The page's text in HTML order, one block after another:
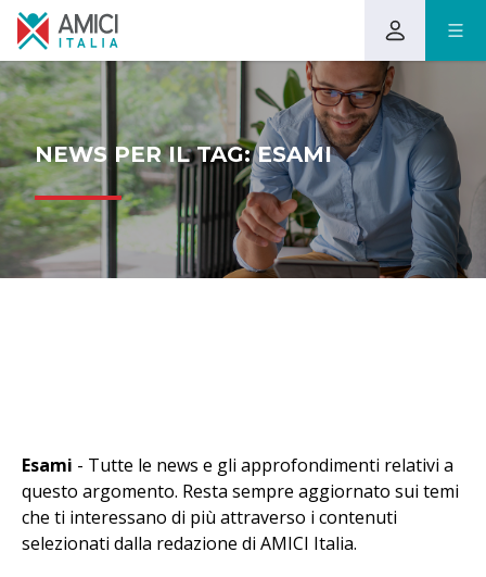
NEWS PER IL TAG: ESAMI
Esami - Tutte le news e gli approfondimenti relativi a
questo argomento. Resta sempre aggiornato sui temi
che ti interessano di più attraverso i contenuti
selezionati dalla redazione di AMICI Italia.